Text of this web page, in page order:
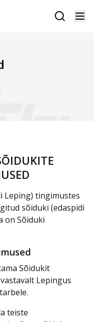
Leping) tingimustes
sõiduki (edaspidi
on Sõiduki
Sõidukit
Lepingus
teiste